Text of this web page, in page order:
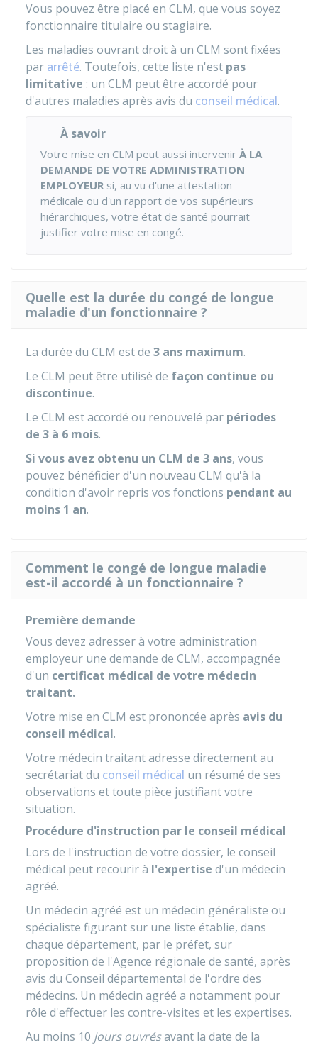
Vous pouvez être placé en CLM, que vous soyez
fonctionnaire titulaire ou stagiaire.
Les maladies ouvrant droit à un CLM sont fixées
par arrêté. Toutefois, cette liste n'est pas
limitative : un CLM peut être accordé pour
d'autres maladies après avis du conseil médical.
À savoir
Votre mise en CLM peut aussi intervenir À LA
DEMANDE DE VOTRE ADMINISTRATION
EMPLOYEUR si, au vu d'une attestation
médicale ou d'un rapport de vos supérieurs
hiérarchiques, votre état de santé pourrait
justifier votre mise en congé.
Quelle est la durée du congé de longue
maladie d'un fonctionnaire ?
La durée du CLM est de 3 ans maximum.
Le CLM peut être utilisé de façon continue ou
discontinue.
Le CLM est accordé ou renouvelé par périodes
de 3 à 6 mois.
Si vous avez obtenu un CLM de 3 ans, vous
pouvez bénéficier d'un nouveau CLM qu'à la
condition d'avoir repris vos fonctions pendant au
moins 1 an.
Comment le congé de longue maladie
est-il accordé à un fonctionnaire ?
Première demande
Vous devez adresser à votre administration
employeur une demande de CLM, accompagnée
d'un certificat médical de votre médecin
traitant.
Votre mise en CLM est prononcée après avis du
conseil médical.
Votre médecin traitant adresse directement au
secrétariat du conseil médical un résumé de ses
observations et toute pièce justifiant votre
situation.
Procédure d'instruction par le conseil médical
Lors de l'instruction de votre dossier, le conseil
médical peut recourir à l'expertise d'un médecin
agréé.
Un médecin agréé est un médecin généraliste ou
spécialiste figurant sur une liste établie, dans
chaque département, par le préfet, sur
proposition de l'Agence régionale de santé, après
avis du Conseil départemental de l'ordre des
médecins. Un médecin agréé a notamment pour
rôle d'effectuer les contre-visites et les expertises.
Au moins 10 jours ouvrésavant la date de la